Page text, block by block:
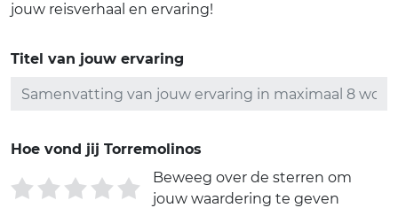
jouw reisverhaal en ervaring!
Titel van jouw ervaring
Hoe vond jij Torremolinos
Beweeg over de sterren om
jouw waardering te geven